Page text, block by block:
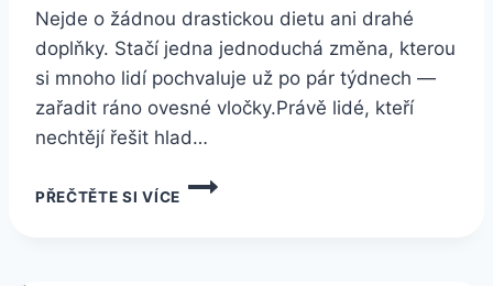
Nejde o žádnou drastickou dietu ani drahé
doplňky. Stačí jedna jednoduchá změna, kterou
si mnoho lidí pochvaluje už po pár týdnech —
zařadit ráno ovesné vločky.Právě lidé, kteří
nechtějí řešit hlad…
PŘEČTĚTE SI VÍCE
ZKUSTE
TUTO